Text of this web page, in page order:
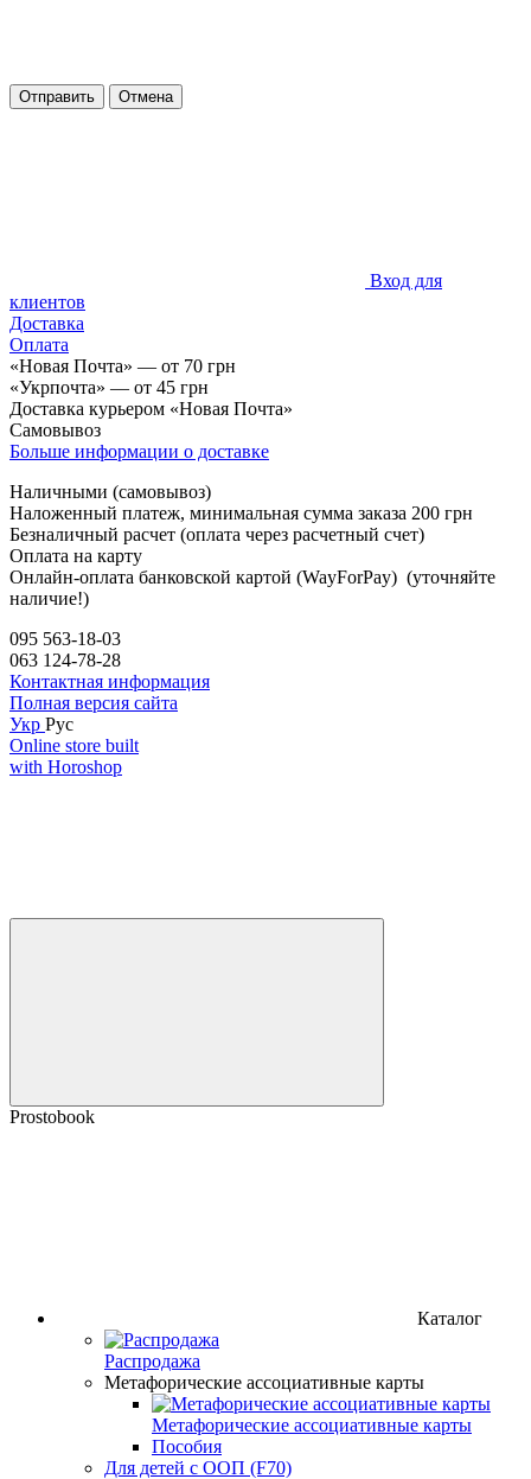
Отправить Отмена
Вход для
клиентов
Доставка
Оплата
«Новая Почта» — от 70 грн
«Укрпочта» — от 45 грн
Доставка курьером «Новая Почта»
Самовывоз
Больше информации о доставке
Наличными (самовывоз)
Наложенный платеж, минимальная сумма заказа 200 грн
Безналичный расчет (оплата через расчетный счет)
Оплата на карту
Онлайн-оплата банковской картой (WayForPay) (уточняйте
наличие!)
095 563-18-03
063 124-78-28
Контактная информация
Полная версия сайта
Укр Рус
Online store built
with Horoshop
Prostobook
Каталог
Распродажа
Метафорические ассоциативные карты
Метафорические ассоциативные карты
Пособия
Для детей с ООП (F70)